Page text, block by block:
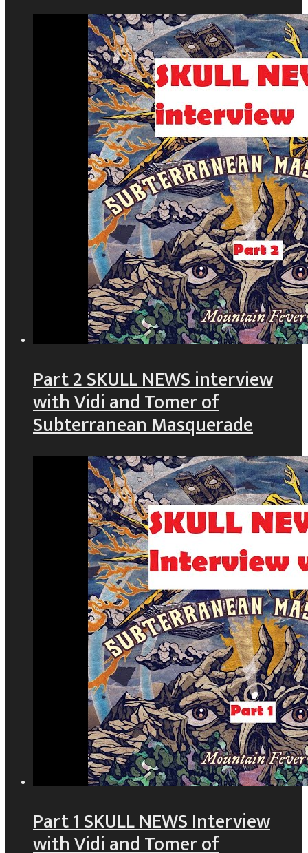
Part 2 SKULL NEWS interview
with Vidi and Tomer of
Subterranean Masquerade
Part 1 SKULL NEWS Interview
with Vidi and Tomer of